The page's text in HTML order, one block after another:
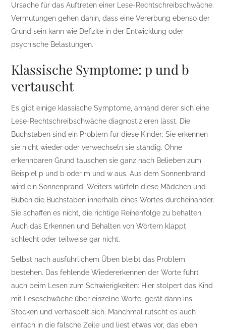
Ursache für das Auftreten einer Lese-Rechtschreibschwäche.
Vermutungen gehen dahin, dass eine Vererbung ebenso der
Grund sein kann wie Defizite in der Entwicklung oder
psychische Belastungen.
Klassische Symptome: p und b
vertauscht
Es gibt einige klassische Symptome, anhand derer sich eine
Lese-Rechtschreibschwäche diagnostizieren lässt. Die
Buchstaben sind ein Problem für diese Kinder: Sie erkennen
sie nicht wieder oder verwechseln sie ständig. Ohne
erkennbaren Grund tauschen sie ganz nach Belieben zum
Beispiel p und b oder m und w aus. Aus dem Sonnenbrand
wird ein Sonnenprand. Weiters würfeln diese Mädchen und
Buben die Buchstaben innerhalb eines Wortes durcheinander.
Sie schaffen es nicht, die richtige Reihenfolge zu behalten.
Auch das Erkennen und Behalten von Wörtern klappt
schlecht oder teilweise gar nicht.
Selbst nach ausführlichem Üben bleibt das Problem
bestehen. Das fehlende Wiedererkennen der Worte führt
auch beim Lesen zum Schwierigkeiten: Hier stolpert das Kind
mit Leseschwäche über einzelne Worte, gerät dann ins
Stocken und verhaspelt sich. Manchmal rutscht es auch
einfach in die falsche Zeile und liest etwas vor, das eben